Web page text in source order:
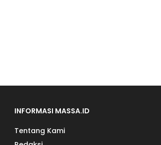
INFORMASI MASSA.ID
Tentang Kami